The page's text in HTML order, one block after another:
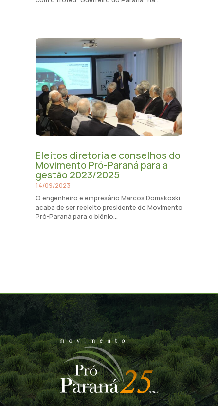
Eleitos diretoria e conselhos do
Movimento Pró-Paraná para a
gestão 2023/2025
14/09/2023
O engenheiro e empresário Marcos Domakoski
acaba de ser reeleito presidente do Movimento
Pró-Paraná para o biênio...